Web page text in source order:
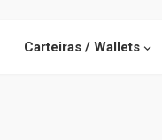
Carteiras / Wallets